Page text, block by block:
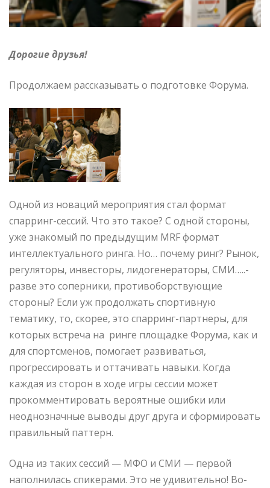
Дорогие друзья!
Продолжаем рассказывать о подготовке Форума.
Одной из новаций мероприятия стал формат
спарринг-сессий. Что это такое? С одной стороны,
уже знакомый по предыдущим MRF формат
интеллектуального ринга. Но… почему ринг? Рынок,
регуляторы, инвесторы, лидогенераторы, СМИ…..-
разве это соперники, противоборствующие
стороны? Eсли уж продолжать спортивную
тематику, то, скорее, это спарринг-партнеры, для
которых встреча на ринге площадке Форума, как и
для спортсменов, помогает развиваться,
прогрессировать и оттачивать навыки. Когда
каждая из сторон в ходе игры сессии может
прокомментировать вероятные ошибки или
неоднозначные выводы друг друга и сформировать
правильный паттерн.
Одна из таких сессий — МФО и СМИ — первой
наполнилась спикерами. Это не удивительно! Во-